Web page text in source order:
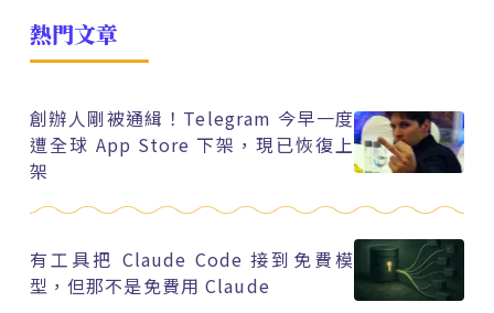
熱門文章
創辦人剛被通緝！Telegram 今早一度
遭全球 App Store 下架，現已恢復上
架
有工具把 Claude Code 接到免費模
型，但那不是免費用 Claude